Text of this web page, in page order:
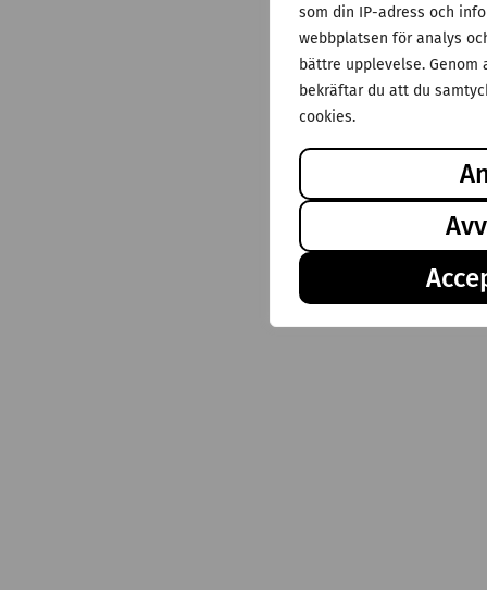
som din IP-adress och
webbplatsen för analys
bättre upplevelse.
bekräftar du att du
cookies.